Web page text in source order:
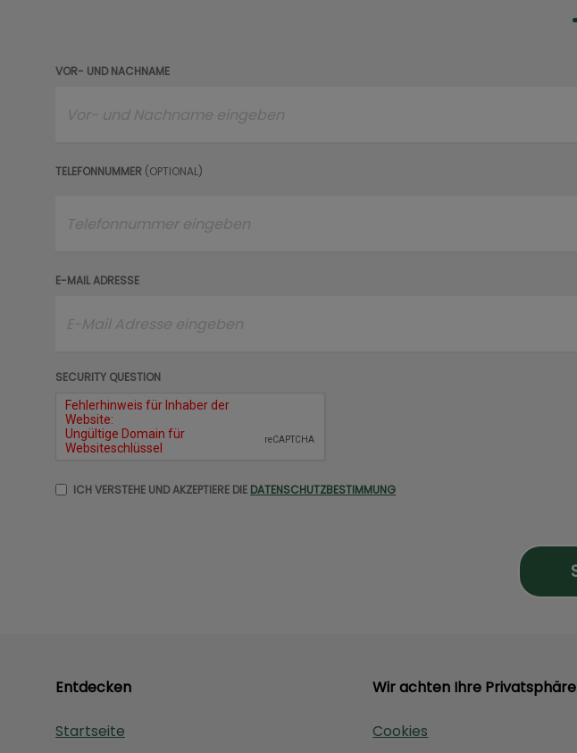
VOR- UND NACHNAME
TELEFONNUMMER (OPTIONAL)
E-MAIL ADRESSE
SECURITY QUESTION
ICH VERSTEHE UND AKZEPTIERE DIE DATENSCHUTZBESTIMMUNG
Entdecken
Startseite
Wir achten Ihre Privatsphäre
Cookies